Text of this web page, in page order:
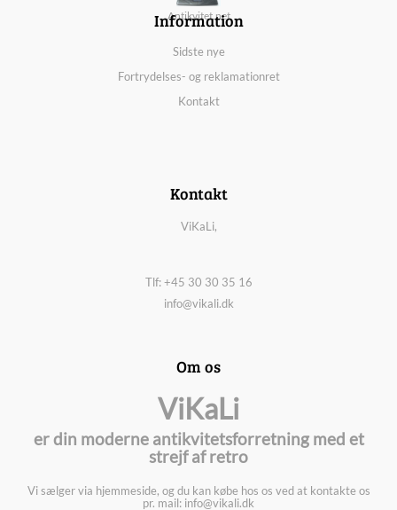
Antikvitet.net
Information
Sidste nye
Fortrydelses- og reklamationret
Kontakt
Kontakt
ViKaLi,
Tlf: +45 30 30 35 16
info@vikali.dk
Om os
ViKaLi
er din moderne antikvitetsforretning med et
strejf af retro
Vi sælger via hjemmeside, og du kan købe hos os ved at kontakte os
pr. mail: info@vikali.dk